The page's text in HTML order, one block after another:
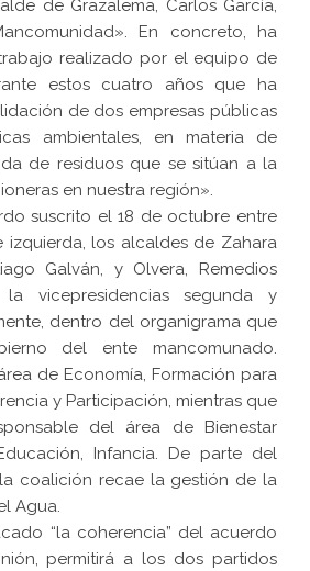
de Grazalema, Carlos García,
En concreto, ha
realizado por el equipo de
estos cuatro años que ha
de dos empresas públicas
ambientales, en materia de
de residuos que se sitúan a la
en nuestra región».
suscrito el 18 de octubre entre
izquierda, los alcaldes de Zahara
Galván, y Olvera, Remedios
la vicepresidencias segunda y
dentro del organigrama que
del ente mancomunado.
de Economía, Formación para
y Participación, mientras que
del área de Bienestar
Infancia. De parte del
coalición recae la gestión de la
Agua.
“la coherencia” del acuerdo
permitirá a los dos partidos